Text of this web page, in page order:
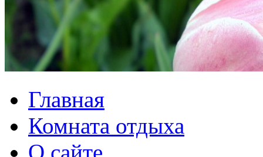
Главная
Комната отдыха